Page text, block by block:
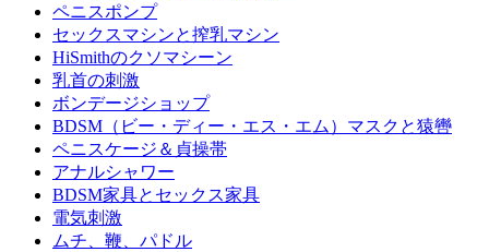
ペニスポンプ
セックスマシンと搾乳マシン
HiSmithのクソマシーン
乳首の刺激
ボンデージショップ
BDSM（ビー・ディー・エス・エム）マスクと猿轡
ペニスケージ＆貞操帯
アナルシャワー
BDSM家具とセックス家具
電気刺激
ムチ、鞭、パドル